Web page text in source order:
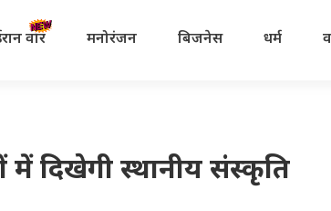
वॉर मनोरंजन बिजनेस धर्म
दिखेगी स्थानीय संस्कृति